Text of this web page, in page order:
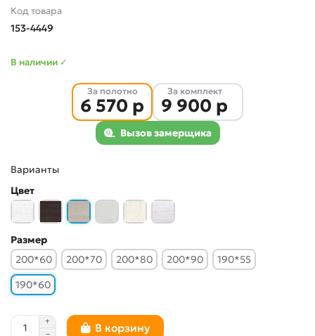
Код товара
153-4449
В наличии ✓
За полотно
6 570 р
За комплект
9 900 р
Вызов замерщика
Варианты
Цвет
Размер
200*60
200*70 200*80 200*90
190*55
190*60
В корзину